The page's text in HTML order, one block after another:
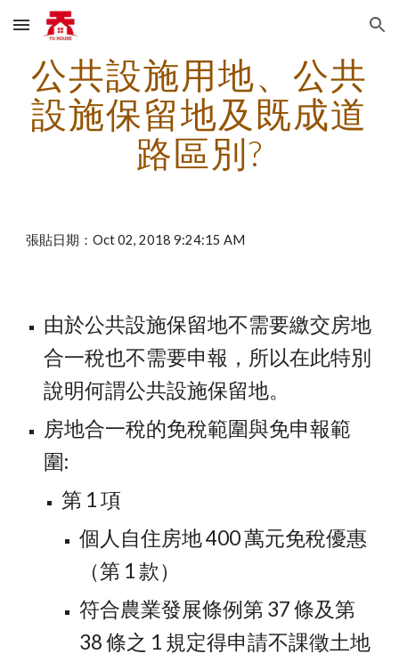
Skip to main content Skip to navigation
公共設施用地、公共
設施保留地及既成道
路區別?
張貼日期：Oct 02, 2018 9:24:15 AM
由於公共設施保留地不需要繳交房地
合一稅也不需要申報，所以在此特別
說明何謂公共設施保留地。
房地合一稅的免稅範圍與免申報範
圍:
第 1 項
個人自住房地 400 萬元免稅優惠
（第 1 款）
符合農業發展條例第 37 條及第
38 條之 1 規定得申請不課徵土地